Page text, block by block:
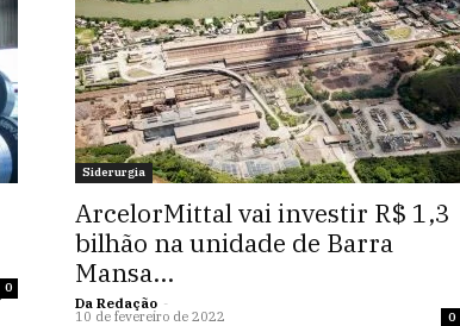
0
Siderurgia
ArcelorMittal vai investir R$ 1,3
bilhão na unidade de Barra
Mansa...
Da Redação -
10 de fevereiro de 2022 0